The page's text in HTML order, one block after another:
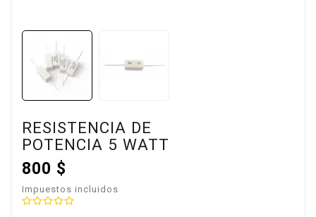
RESISTENCIA DE
POTENCIA 5 WATT
800 $
Impuestos incluidos